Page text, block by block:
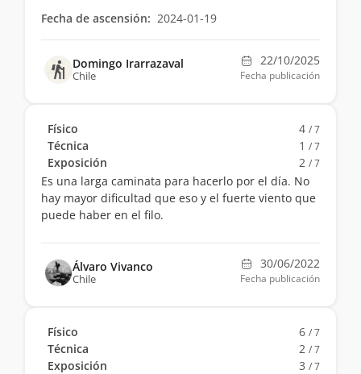
Fecha de ascensión: 2024-01-19
Domingo Irarrazaval
Chile
22/10/2025
Fecha publicación
Físico 4 / 7
Técnica 1 / 7
Exposición 2 / 7
Es una larga caminata para hacerlo por el día. No
hay mayor dificultad que eso y el fuerte viento que
puede haber en el filo.
Álvaro Vivanco
Chile
30/06/2022
Fecha publicación
Físico 6 / 7
Técnica 2 / 7
Exposición 3 / 7